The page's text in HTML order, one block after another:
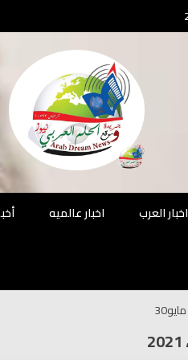
جريدة مستقلة – صحافة تضيئ
اخبار العرب اخبار عالميه
مايو30